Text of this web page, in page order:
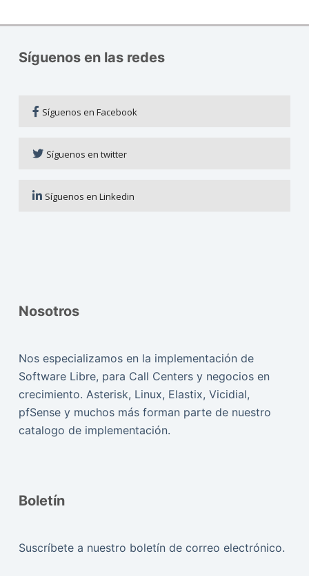
Síguenos en las redes
Síguenos en Facebook
Síguenos en twitter
Síguenos en Linkedin
Nosotros
Nos especializamos en la implementación de
Software Libre, para Call Centers y negocios en
crecimiento. Asterisk, Linux, Elastix, Vicidial,
pfSense y muchos más forman parte de nuestro
catalogo de implementación.
Boletín
Suscríbete a nuestro boletín de correo electrónico.